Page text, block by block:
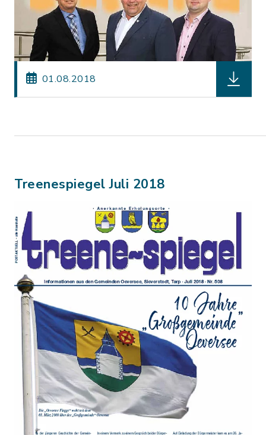
01.08.2018
Treenespiegel Juli 2018